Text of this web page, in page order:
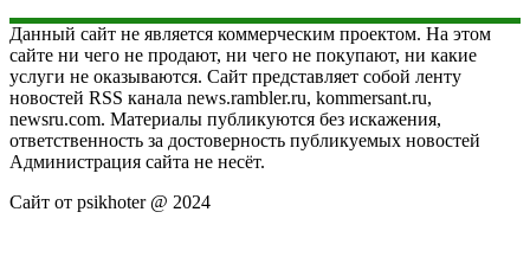
Данный сайт не является коммерческим проектом. На этом
сайте ни чего не продают, ни чего не покупают, ни какие
услуги не оказываются. Сайт представляет собой ленту
новостей RSS канала news.rambler.ru, kommersant.ru,
newsru.com. Материалы публикуются без искажения,
ответственность за достоверность публикуемых новостей
Администрация сайта не несёт.
Сайт от psikhoter @ 2024